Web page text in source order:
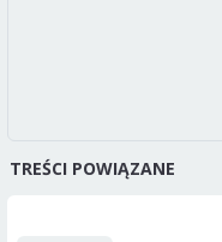
TREŚCI POWIĄZANE